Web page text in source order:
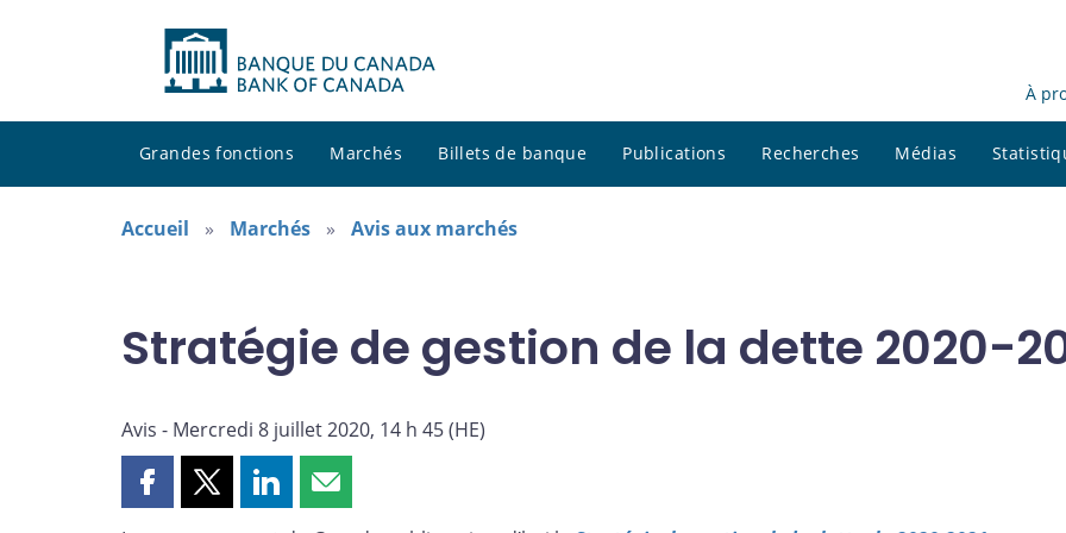
À
Grandes fonctions Marchés Billets de banque Publications Recherches Médias
Accueil Marchés Avis aux marchés
Stratégie de gestion de la dette 2020-
Avis - Mercredi 8 juillet 2020, 14 h 45 (HE)
PartagerPartagerPartagerPartager